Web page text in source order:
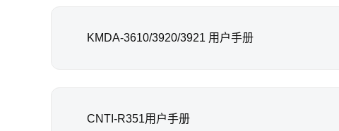
KMDA-3610/3920/3921 用户手册
CNTI-R351用户手册